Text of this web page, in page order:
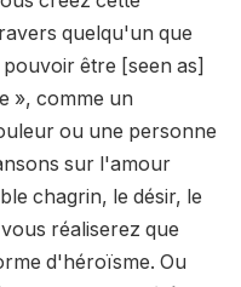
quelqu'un que
être [seen as]
», comme un
ou une personne
sur l'amour
chagrin, le désir, le
réaliserez que
d'héroïsme. Ou